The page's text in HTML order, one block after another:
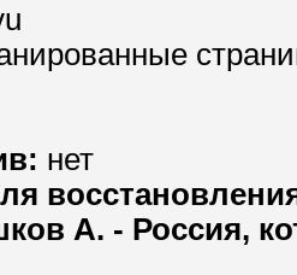
нет
А. - Россия,